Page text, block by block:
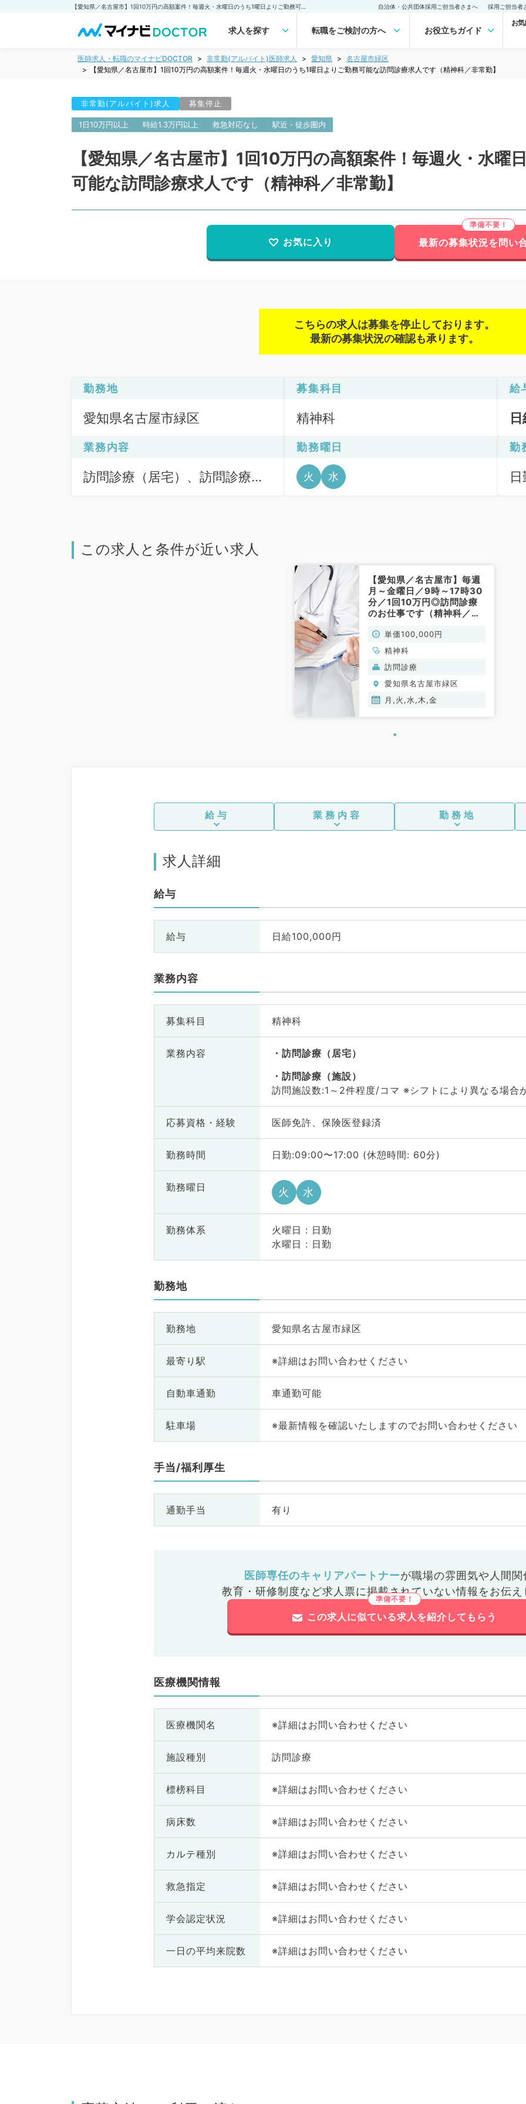
自治体・公共団体採用ご担当者さまへ 採用ご担当者
求人を探す 転職をご検討の方へ お役立ちガイド
お
医師求人・転職のマイナビDOCTOR 非常勤(アルバイト)医師求人 愛知県
名古屋市緑区
【愛知県／名古屋市】1回10万円の高額案件！毎週火・水曜日のうち1曜日よりご勤務可能な訪問診療求人です（精神科／非常勤】
非常勤(アルバイト)求人 募集停止
1日10万円以上 時給1.3万円以上 救急対応なし 駅近・徒歩圏内
【愛知県／名古屋市】1回10万円の高額案件！毎週火・水曜
可能な訪問診療求人です（精神科／非常勤】
お気に入り 最新の募集状況を問い
こちらの求人は募集を停止しております。
最新の募集状況の確認も承ります。
勤務地
愛知県名古屋市緑区
募集科目
精神科
給
業務内容
訪問診療（居宅）、訪問診療
勤務曜日
火 水
勤
この求人と条件が近い求人
【愛知県／名古屋市】毎週
月～金曜日／9時～17時30
分／1回10万円◎訪問診療
のお仕事です（精神科／非
単価100,000円
精神科
訪問診療
愛知県名古屋市緑区
月,火,水,木,金
給与 業務内容 勤務地
求人詳細
給与
給与 日給100,000円
業務内容
募集科目 精神科
業務内容
訪問診療（居宅）
訪問診療（施設）
訪問施設数:1～2件程度/コマ ※シフトにより異なる場合
応募資格・ 経験 医師免許、保険医登録済
勤務時間 日勤:09:00〜17:00 (休憩時間: 60分)
勤務曜日 火 水
勤務体系
火曜日 : 日勤
水曜日 : 日勤
勤務地
勤務地 愛知県名古屋市緑区
最寄り駅 ※詳細はお問い合わせください
自動車通勤 車通勤可能
駐車場 ※最新情報を確認いたしますのでお問い合わせください
手当/福利厚生
通勤手当 有り
医師専任のキャリアパートナーが職場の雰囲気や人間関
教育・研修制度など求人票に掲載されていない情報をお伝え
この求人に似ている求人を紹介してもらう
医療機関情報
医療機関名 ※詳細はお問い合わせください
施設種別 訪問診療
標榜科目 ※詳細はお問い合わせください
病床数 ※詳細はお問い合わせください
カルテ種別 ※詳細はお問い合わせください
救急指定 ※詳細はお問い合わせください
学会認定状況 ※詳細はお問い合わせください
一日の平均来院数 ※詳細はお問い合わせください